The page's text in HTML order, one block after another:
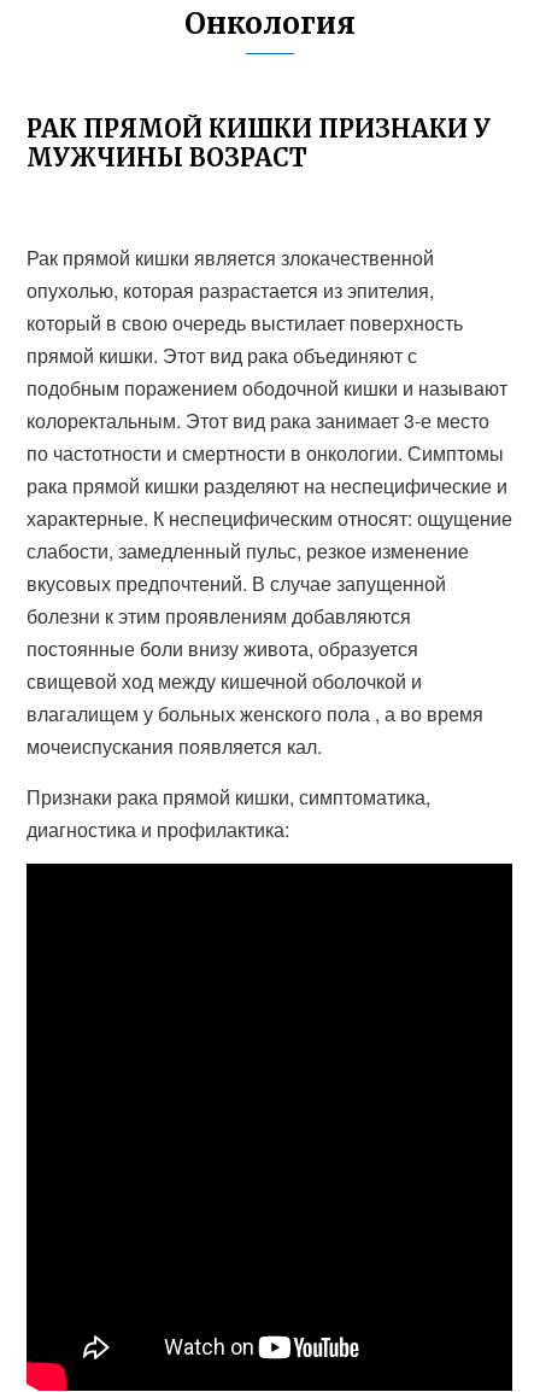
Онкология
РАК ПРЯМОЙ КИШКИ ПРИЗНАКИ У
МУЖЧИНЫ ВОЗРАСТ
Рак прямой кишки является злокачественной
опухолью, которая разрастается из эпителия,
который в свою очередь выстилает поверхность
прямой кишки. Этот вид рака объединяют с
подобным поражением ободочной кишки и называют
колоректальным. Этот вид рака занимает 3-е место
по частотности и смертности в онкологии. Симптомы
рака прямой кишки разделяют на неспецифические и
характерные. К неспецифическим относят: ощущение
слабости, замедленный пульс, резкое изменение
вкусовых предпочтений. В случае запущенной
болезни к этим проявлениям добавляются
постоянные боли внизу живота, образуется
свищевой ход между кишечной оболочкой и
влагалищем у больных женского пола , а во время
мочеиспускания появляется кал.
Признаки рака прямой кишки, симптоматика,
диагностика и профилактика: